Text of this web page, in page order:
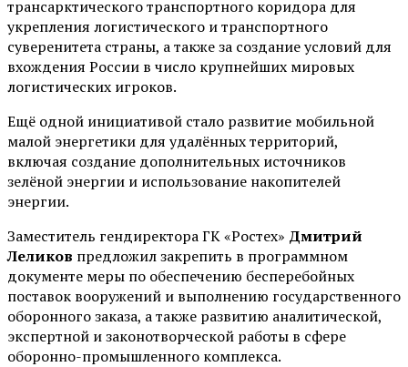
трансарктического транспортного коридора для
укрепления логистического и транспортного
суверенитета страны, а также за создание условий для
вхождения России в число крупнейших мировых
логистических игроков.
Ещё одной инициативой стало развитие мобильной
малой энергетики для удалённых территорий,
включая создание дополнительных источников
зелёной энергии и использование накопителей
энергии.
Заместитель гендиректора ГК «Ростех» Дмитрий
Леликов предложил закрепить в программном
документе меры по обеспечению бесперебойных
поставок вооружений и выполнению государственного
оборонного заказа, а также развитию аналитической,
экспертной и законотворческой работы в сфере
оборонно-промышленного комплекса.